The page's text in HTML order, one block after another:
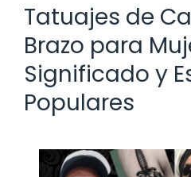
Tatuajes de
Brazo para
Significado y
Populares